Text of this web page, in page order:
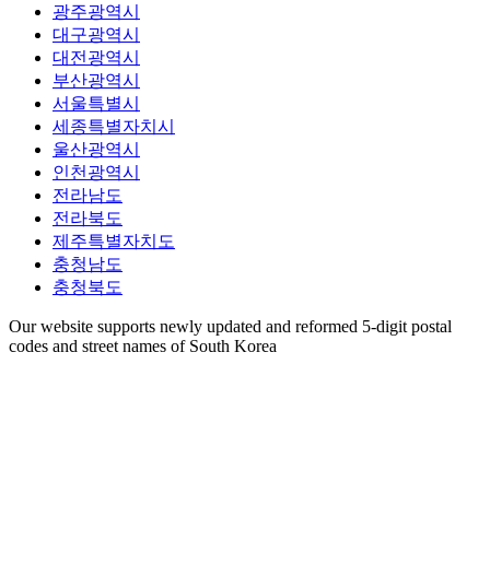
광주광역시
대구광역시
대전광역시
부산광역시
서울특별시
세종특별자치시
울산광역시
인천광역시
전라남도
전라북도
제주특별자치도
충청남도
충청북도
Our website supports newly updated and reformed 5-digit postal
codes and street names of South Korea